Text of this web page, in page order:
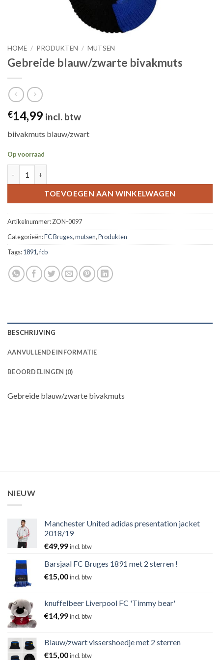
HOME / PRODUKTEN / MUTSEN
Gebreide blauw/zwarte bivakmuts
€14,99 incl. btw
biivakmuts blauw/zwart
Op voorraad
TOEVOEGEN AAN WINKELWAGEN
Artikelnummer:ZON-0097
Categorieën:FC Bruges,mutsen,Produkten
Tags:1891,fcb
BESCHRIJVING
AANVULLENDE INFORMATIE
BEOORDELINGEN (0)
Gebreide blauw/zwarte bivakmuts
NIEUW
Manchester United adidas presentation jacket
2018/19
€49,99incl. btw
Barsjaal FC Bruges 1891 met 2 sterren !
€15,00incl. btw
knuffelbeer Liverpool FC 'Timmy bear'
€14,99incl. btw
Blauw/zwart vissershoedje met 2 sterren
€15,00incl. btw